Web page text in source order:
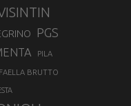
PGS
PILA
BRUTTO